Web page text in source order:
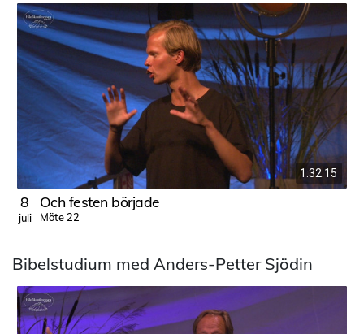
1:32:15
8
juli
Och festen började
Möte 22
Bibelstudium med Anders-Petter Sjödin